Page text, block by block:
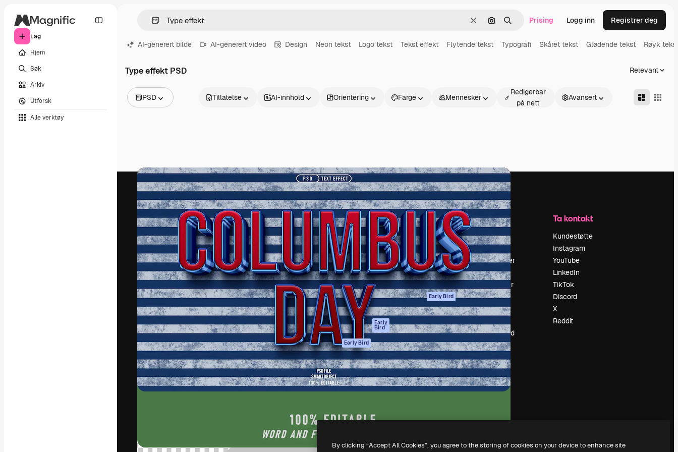
Lag
Hjem
Søk
Arkiv
Utforsk
Alle verktøy
Slett Søk etter bilde
Søk Prising Logg inn Registrer deg
AI-generert bilde AI-generert video Design Neon tekst Logo tekst Tekst effekt Flytende tekst Typografi Skåret tekst Glødende tekst Røyk tekst
Type effekt PSD Relevant
PSD
Videoer
Opptak
Bevegelsesgrafikk
Videomaler
Ikoner
Skrifter
Tillatelse AI-innhold Orientering Farge Mennesker
Redigerbar
på nett
Avansert
Den kreative plattformen for å lede ditt
beste arbeid. Mer enn 1 million abonnenter
blant kreative, selskaper, byråer og studioer.
Norsk bokmål
Produkter
Spaces
AI-assistent
AI Image Generator
AI-videogenerator
AI-
stemmegenerator
Arkivinnhold
MCP for
Claude/ChatGPT
Early
Bird
Agenter Early Bird
API
Mobilapp
Alle Magnific-
verktøy
Kom i gang
Academy
Dokumentasjon
Support
Vilkår for bruk
Personvernerklæring
Originaler Early Bird
Retningslinjer for
informasjonskapsler
Tillitssenter
Affiliates
For bedrifter
Selskap
Prising
Om oss
Anmeldelser
Karrierer
Søketrender
Blogg
Hendelser
Selg innhold
Presserom
Leter etter
magnific.ai
Ta kontakt
Kundestøtte
Instagram
YouTube
LinkedIn
TikTok
Discord
X
Reddit
Freepik Company S.L.U.Alle rettigheter forbeholdt.
By clicking “Accept All Cookies”, you agree to the storing of cookies on your device to enhance site